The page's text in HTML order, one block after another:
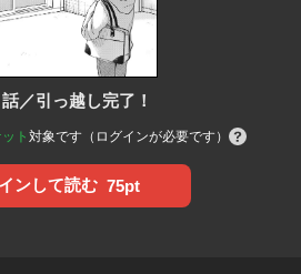
／引っ越し完了！
ト 対象です（ログインが必要です）
ンして読む 75pt